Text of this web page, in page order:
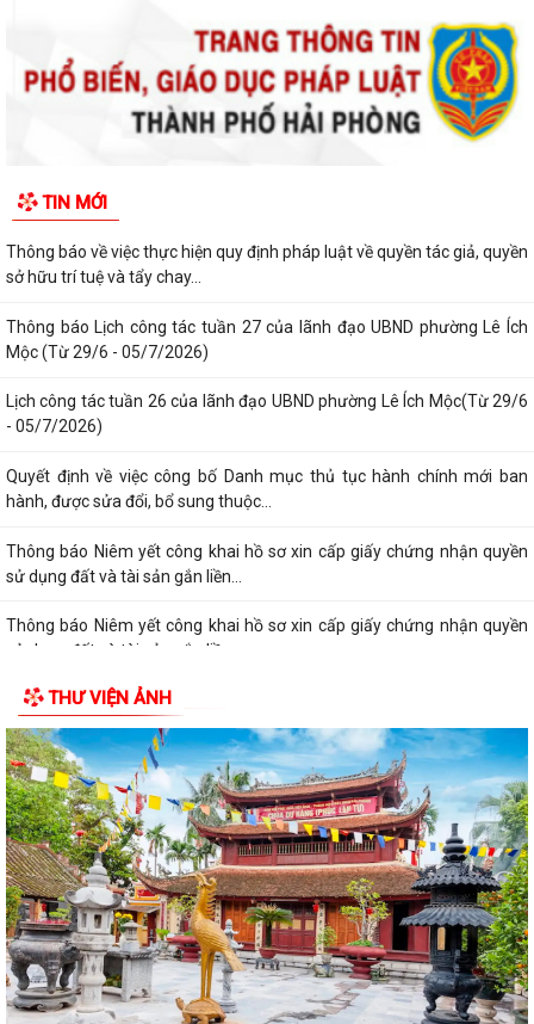
TIN MỚI
Thông báo về việc cảnh giác với các hành vi giả mạo cơ quan nhà nước
để lừa đảo chiếm đoạt tài sản...
Thông báo lịch công tác tuần 30 của lãnh đạo UBND Phường Lê Ích
Mộc (Từ 20/7 - 26/7/2026)
tượng bảo trợ xã hội trên địa...
Thông báo về việc thực hiện quy định pháp luật về quyền tác giả, quyền
sở hữu trí tuệ và tẩy chay...
Thông báo Lịch công tác tuần 27 của lãnh đạo UBND phường Lê Ích
Mộc (Từ 29/6 - 05/7/2026)
Lịch công tác tuần 26 của lãnh đạo UBND phường Lê Ích Mộc(Từ 29/6
- 05/7/2026)
Quyết định về việc công bố Danh mục thủ tục hành chính mới ban
hành, được sửa đổi, bổ sung thuộc...
Thông báo Niêm yết công khai hồ sơ xin cấp giấy chứng nhận quyền
sử dụng đất và tài sản gắn liền...
Thông báo Niêm yết công khai hồ sơ xin cấp giấy chứng nhận quyền
sử dụng đất và tài sản gắn liền...
Quyết định về việc công bố Danh mục thủ tục hành chính mới ban
hành, được sửa đổi,bổ sung thuộc...
Thông báo niêm yết công khai hồ sơ xin cấp giấy chứng nhận quyền
sử dụng đất và tài sản gắn liền...
Thông báo niêm yết công khai hồ sơ xin cấp giấy chứng nhận quyền
sử dụng đất và tài sản gắn liền...
Thông báo niêm yết công khai hồ sơ xin cấp giấy chứng nhận quyền
sử dụng đất và tài sản gắn liền...
Thông báo niêm yết công khai hồ sơ xin cấp giấy chứng nhận quyền
THƯ VIỆN ẢNH